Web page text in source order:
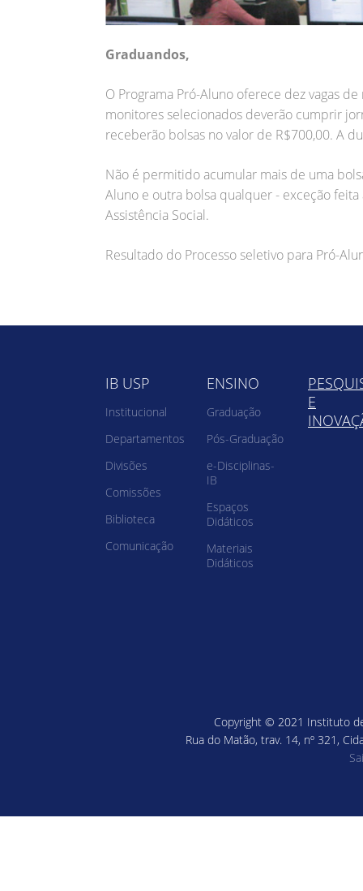
Graduandos,
O Programa Pró-Aluno oferece dez vagas
monitores selecionados deverão cumprir
receberão bolsas no valor de R$700,00. A
Não é permitido acumular mais de uma
Aluno e outra bolsa qualquer - exceção
Assistência Social.
Resultado do Processo seletivo para Pró-
IB USP
Institucional
Departamentos
Divisões
Comissões
Biblioteca
Comunicação
ENSINO
Graduação
Pós-Graduação
e-Disciplinas-
IB
Espaços
Didáticos
Materiais
Didáticos
E
Copyright © 2021 Instituto
Rua do Matão, trav. 14, nº 321,